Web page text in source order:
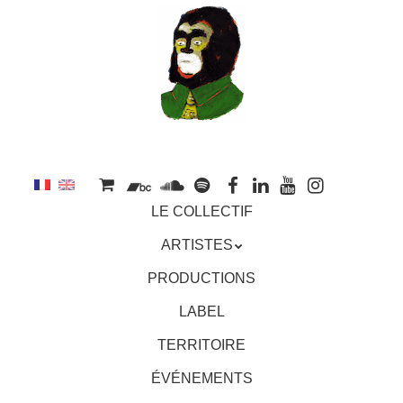
LE COLLECTIF
ARTISTES
PRODUCTIONS
LABEL
TERRITOIRE
ÉVÉNEMENTS